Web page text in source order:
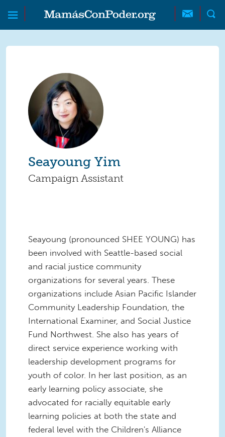
Skip to main content
Skip to main content
MamásConPoder
Seayoung Yim
Campaign Assistant
Seayoung (pronounced SHEE YOUNG) has
been involved with Seattle-based social
and racial justice community
organizations for several years. These
organizations include Asian Pacific Islander
Community Leadership Foundation, the
International Examiner, and Social Justice
Fund Northwest. She also has years of
direct service experience working with
leadership development programs for
youth of color. In her last position, as an
early learning policy associate, she
advocated for racially equitable early
learning policies at both the state and
federal level with the Children's Alliance